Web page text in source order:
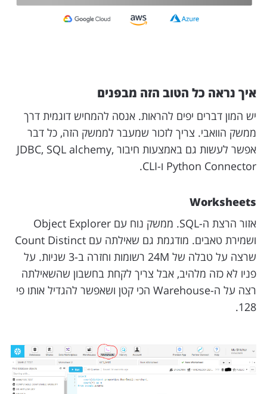
איך נראה כל הטוב הזה מבפנים
יש המון דברים יפים להראות. אנסה להמחיש דוגמית דרך
ממשק הוואבי. צריך לזכור שמעבר לממשק הזה, כל דבר
אפשר לעשות גם באמצעות חיבור JDBC, SQL alchemy,
Python Connector ו-CLI.
Worksheets
אזור הרצת ה-SQL. ממשק נוח עם Object Explorer
ושמירת טאבים. מודגמת גם שאילתה עם Count Distinct
שרצה על טבלה של 24M רשומות וחזרה ב-3 שניות. על
פניו לא כזה מלהיב, אבל צריך לקחת בחשבון שהשאילתה
רצה על ה-Warehouse הכי קטן ושאפשר להגדיל אותו פי
128.